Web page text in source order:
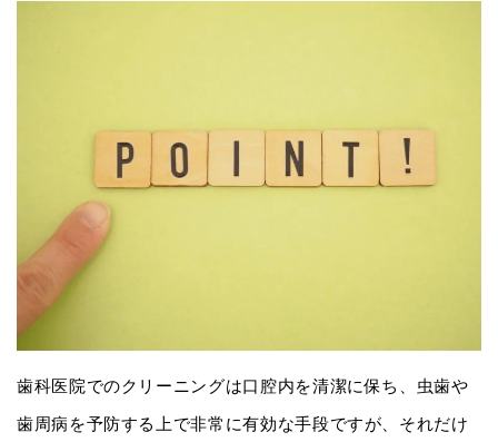
歯科医院でのクリーニングは口腔内を清潔に保ち、虫歯や
歯周病を予防する上で非常に有効な手段ですが、それだけ